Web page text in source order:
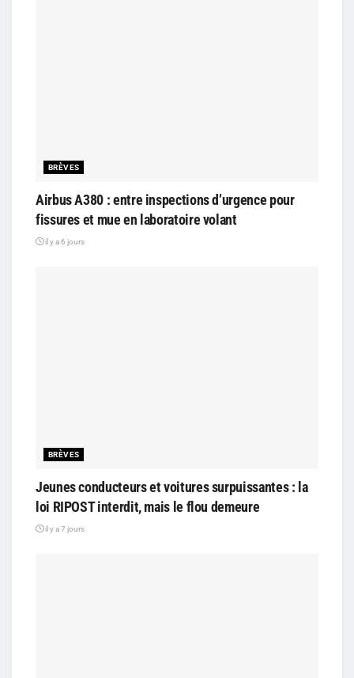
BRÈVES
Airbus A380 : entre inspections d’urgence pour
fissures et mue en laboratoire volant
il y a 6 jours
BRÈVES
Jeunes conducteurs et voitures surpuissantes : la
loi RIPOST interdit, mais le flou demeure
il y a 7 jours